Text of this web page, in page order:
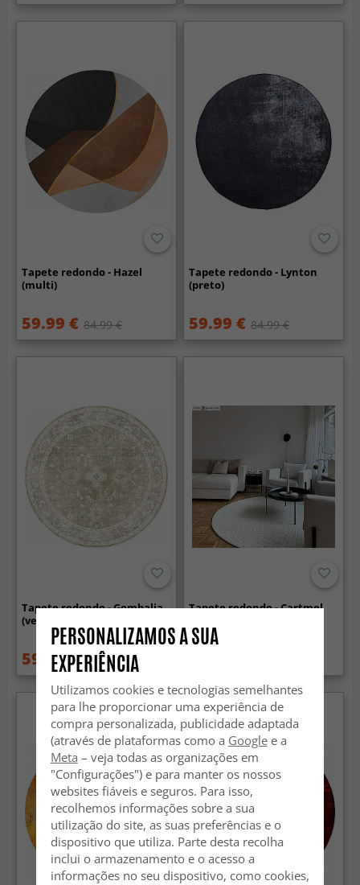
Tapete redondo - Hazel
(multi)
59.99 € 84.99 €
Tapete redondo - Lynton
(preto)
59.99 € 84.99 €
Tapete redondo - Gombalia
(verde claro)
59.99 € 84.99 €
Tapete redondo - Cartmel
PERSONALIZAMOS A SUA
EXPERIÊNCIA
Utilizamos cookies e tecnologias semelhantes
para lhe proporcionar uma experiência de
compra personalizada, publicidade adaptada
(através de plataformas como a Googlee a
Meta – veja todas as organizações em
"Configurações") e para manter os nossos
websites fiáveis e seguros. Para isso,
recolhemos informações sobre a sua
utilização do site, as suas preferências e o
dispositivo que utiliza. Parte desta recolha
inclui o armazenamento e o acesso a
informações no seu dispositivo, como cookies,